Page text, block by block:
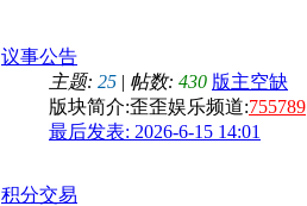
议事公告
主题: 25 | 帖数: 430 版主空缺
版块简介:歪歪娱乐频道:755789
最后发表: 2026-6-15 14:01
积分交易